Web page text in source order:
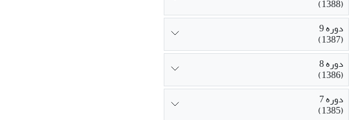
(1388)
دوره 9
(1387)
دوره 8
(1386)
دوره 7
(1385)